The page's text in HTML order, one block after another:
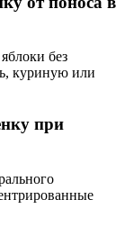
без
куриную или
при